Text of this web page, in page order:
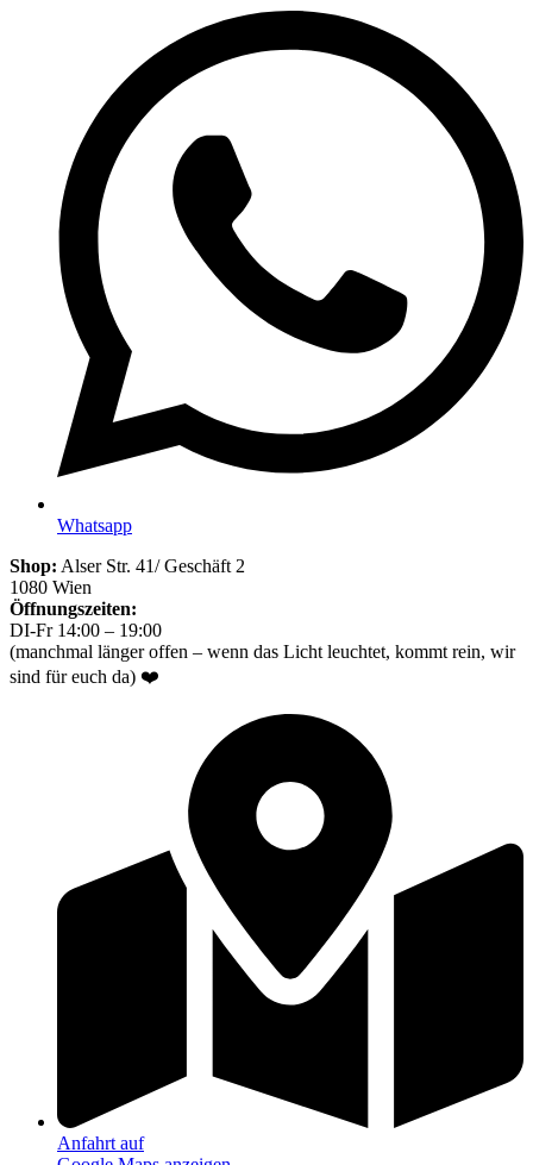
Whatsapp
Shop: Alser Str. 41/ Geschäft 2
1080 Wien
Öffnungszeiten:
DI-Fr 14:00 – 19:00
(manchmal länger offen – wenn das Licht leuchtet, kommt rein, wir
sind für euch da) ❤️
Anfahrt auf